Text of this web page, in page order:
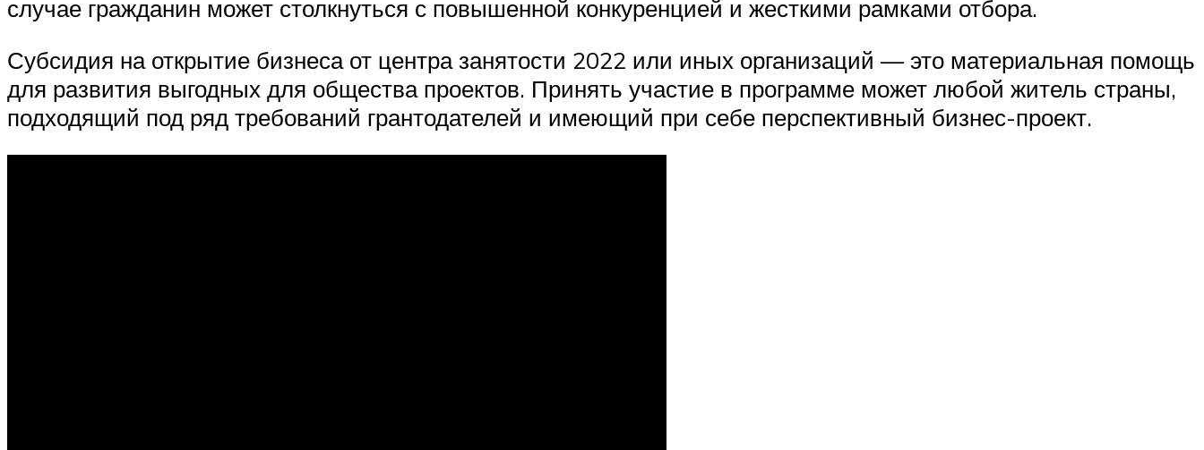
случае гражданин может столкнуться с повышенной конкуренцией и жесткими рамками отбора.
Субсидия на открытие бизнеса от центра занятости 2022 или иных организаций — это материальная помощь
для развития выгодных для общества проектов. Принять участие в программе может любой житель страны,
подходящий под ряд требований грантодателей и имеющий при себе перспективный бизнес-проект.